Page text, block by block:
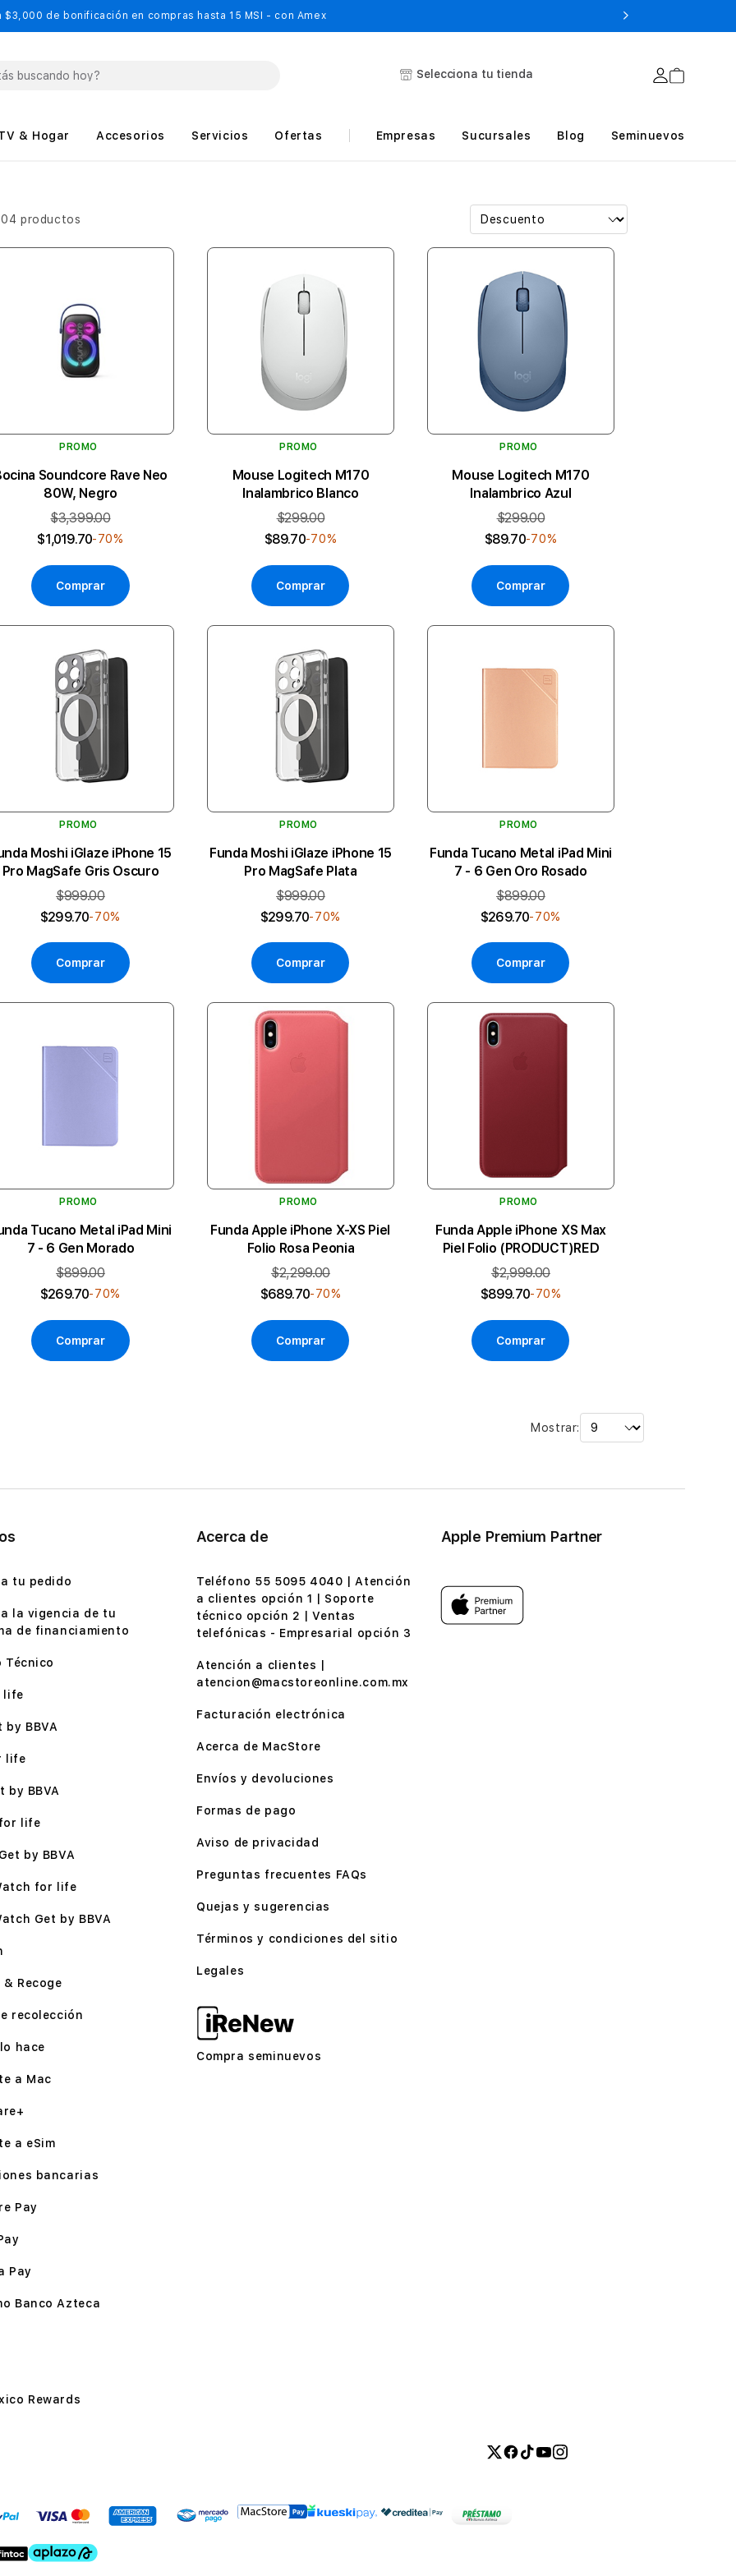
$3,000 de bonificación en compras hasta 15 MSI - con Amex
Selecciona tu tienda
& Hogar Accesorios Servicios Ofertas Empresas Sucursales Blog Seminuevos
productos
PROMO
Soundcore Rave Neo
80W, Negro
$3,399.00
$1,019.70-70%
Comprar
PROMO
Mouse Logitech M170
Inalambrico Blanco
$299.00
$89.70-70%
Comprar
PROMO
Mouse Logitech M170
Inalambrico Azul
$299.00
$89.70-70%
Comprar
PROMO
Moshi iGlaze iPhone 15
Pro MagSafe Gris Oscuro
$999.00
$299.70-70%
Comprar
PROMO
Funda Moshi iGlaze iPhone 15
Pro MagSafe Plata
$999.00
$299.70-70%
Comprar
PROMO
Funda Tucano Metal iPad Mini
7 - 6 Gen Oro Rosado
$899.00
$269.70-70%
Comprar
PROMO
Tucano Metal iPad Mini
7 - 6 Gen Morado
$899.00
$269.70-70%
Comprar
PROMO
Funda Apple iPhone X-XS Piel
Folio Rosa Peonia
$2,299.00
$689.70-70%
Comprar
PROMO
Funda Apple iPhone XS Max
Piel Folio (PRODUCT)RED
$2,999.00
$899.70-70%
Comprar
Mostrar:
tu pedido
la vigencia de tu
de financiamiento
Técnico
life
by BBVA
life
by BBVA
life
by BBVA
for life
Get by BBVA
Recoge
recolección
hace
a Mac
a eSim
bancarias
Pay
Pay
Banco Azteca
Rewards
Acerca de
Teléfono 55 5095 4040 | Atención
a clientes opción 1 | Soporte
técnico opción 2 | Ventas
telefónicas - Empresarial opción 3
Atención a clientes |
atencion@macstoreonline.com.mx
Facturación electrónica
Acerca de MacStore
Envíos y devoluciones
Formas de pago
Aviso de privacidad
Preguntas frecuentes FAQs
Quejas y sugerencias
Términos y condiciones del sitio
Legales
Compra seminuevos
Apple Premium Partner